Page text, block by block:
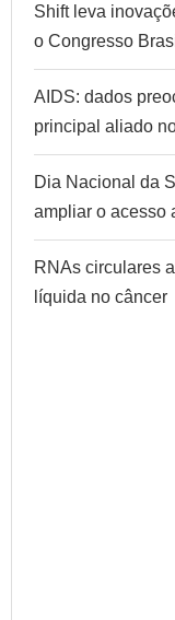
Shift leva
o Congresso
AIDS: dados
principal aliado
Dia Nacional da
ampliar o acesso
RNAs circulares
líquida no câncer